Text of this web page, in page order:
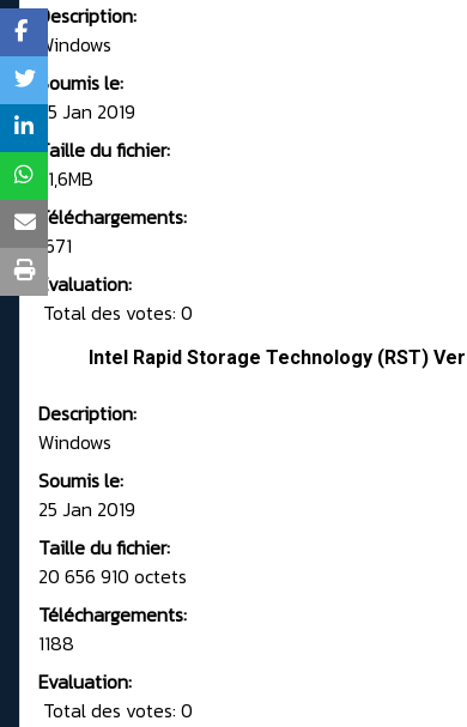
Description:
Windows
Soumis le:
25 Jan 2019
Taille du fichier:
21,6MB
Téléchargements:
1671
Evaluation:
Total des votes: 0
Intel Rapid Storage Technology (RST)
Description:
Windows
Soumis le:
25 Jan 2019
Taille du fichier:
20 656 910 octets
Téléchargements:
1188
Evaluation:
Total des votes: 0